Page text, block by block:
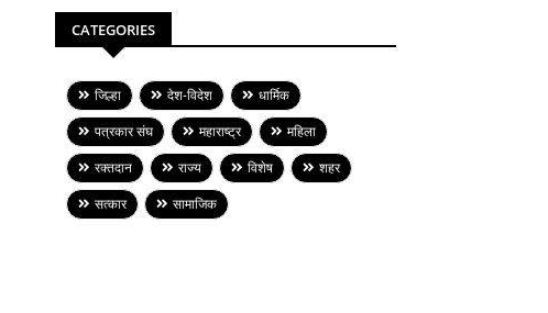
CATEGORIES
जिल्हा देश-विदेश
धार्मिक
पत्रकार संघ
महाराष्ट्र
महिला
रक्तदान
राज्य विशेष
शहर
सत्कार
सामाजिक